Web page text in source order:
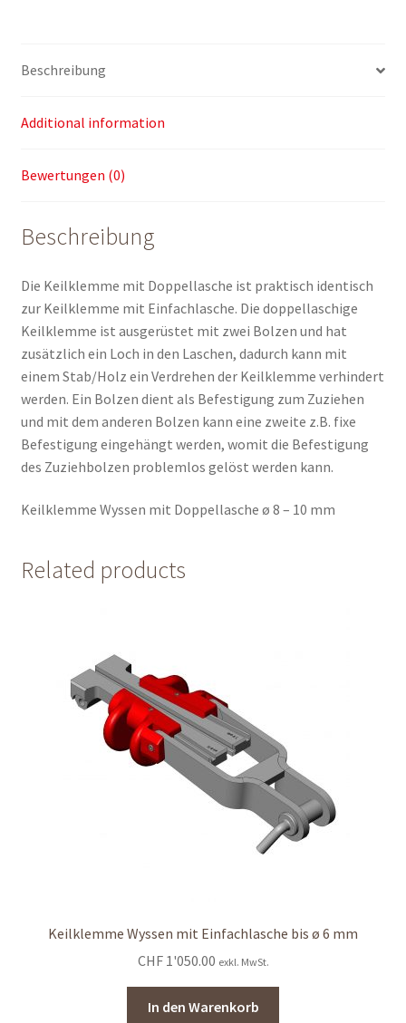
Beschreibung
Additional information
Bewertungen (0)
Beschreibung
Die Keilklemme mit Doppellasche ist praktisch identisch
zur Keilklemme mit Einfachlasche. Die doppellaschige
Keilklemme ist ausgerüstet mit zwei Bolzen und hat
zusätzlich ein Loch in den Laschen, dadurch kann mit
einem Stab/Holz ein Verdrehen der Keilklemme verhindert
werden. Ein Bolzen dient als Befestigung zum Zuziehen
und mit dem anderen Bolzen kann eine zweite z.B. fixe
Befestigung eingehängt werden, womit die Befestigung
des Zuziehbolzen problemlos gelöst werden kann.
Keilklemme Wyssen mit Doppellasche ø 8 – 10 mm
Related products
Keilklemme Wyssen mit Einfachlasche bis ø 6 mm
CHF1'050.00 exkl. MwSt.
In den Warenkorb